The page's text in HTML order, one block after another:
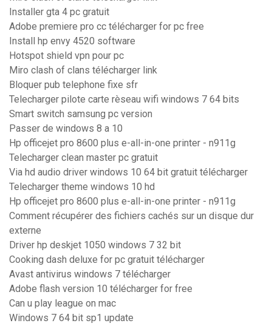
Installer gta 4 pc gratuit
Adobe premiere pro cc télécharger for pc free
Install hp envy 4520 software
Hotspot shield vpn pour pc
Miro clash of clans télécharger link
Bloquer pub telephone fixe sfr
Telecharger pilote carte rèseau wifi windows 7 64 bits
Smart switch samsung pc version
Passer de windows 8 a 10
Hp officejet pro 8600 plus e-all-in-one printer - n911g
Telecharger clean master pc gratuit
Via hd audio driver windows 10 64 bit gratuit télécharger
Telecharger theme windows 10 hd
Hp officejet pro 8600 plus e-all-in-one printer - n911g
Comment récupérer des fichiers cachés sur un disque dur
externe
Driver hp deskjet 1050 windows 7 32 bit
Cooking dash deluxe for pc gratuit télécharger
Avast antivirus windows 7 télécharger
Adobe flash version 10 télécharger for free
Can u play league on mac
Windows 7 64 bit sp1 update